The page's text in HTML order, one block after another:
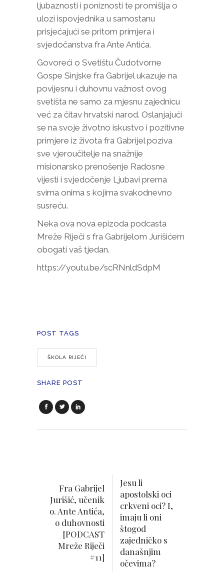
ljubaznosti i poniznosti te promišlja o
ulozi ispovjednika u samostanu
prisjećajući se pritom primjera i
svjedočanstva fra Ante Antića.
Govoreći o Svetištu Čudotvorne
Gospe Sinjske fra Gabrijel ukazuje na
povijesnu i duhovnu važnost ovog
svetišta ne samo za mjesnu zajednicu
već za čitav hrvatski narod. Oslanjajući
se na svoje životno iskustvo i pozitivne
primjere iz života fra Gabrijel poziva
sve vjeroučitelje na snažnije
misionarsko prenošenje Radosne
vijesti i svjedočenje Ljubavi prema
svima onima s kojima svakodnevno
susreću.
Neka ova nova epizoda podcasta
Mreže Riječi s fra Gabrijelom Jurišićem
obogati vaš tjedan.
https://youtu.be/scRNnldSdpM
POST TAGS
ŠKOLA RIJEČI
SHARE POST
Fra Gabrijel
Jurišić, učenik
o. Ante Antića,
o duhovnosti
[PODCAST
Mreže Riječi
#11]
Jesu li
apostolski oci
crkveni oci? I,
imaju li oni
štogod
zajedničko s
današnjim
očevima?